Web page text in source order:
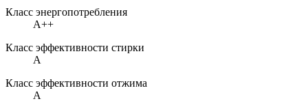
Класс энергопотребления
A++
Класс эффективности стирки
A
Класс эффективности отжима
A